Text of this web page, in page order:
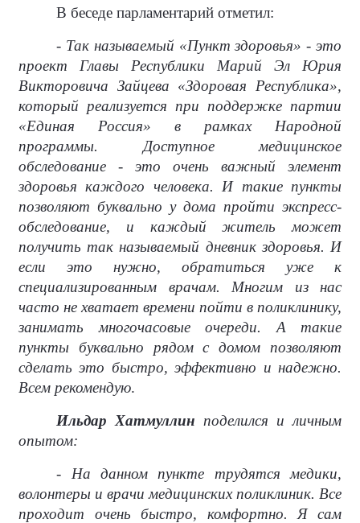
В беседе парламентарий отметил:
- Так называемый «Пункт здоровья» - это
проект Главы Республики Марий Эл Юрия
Викторовича Зайцева «Здоровая Республика»,
который реализуется при поддержке партии
«Единая Россия» в рамках Народной
программы. Доступное медицинское
обследование - это очень важный элемент
здоровья каждого человека. И такие пункты
позволяют буквально у дома пройти экспресс-
обследование, и каждый житель может
получить так называемый дневник здоровья. И
если это нужно, обратиться уже к
специализированным врачам. Многим из нас
часто не хватает времени пойти в поликлинику,
занимать многочасовые очереди. А такие
пункты буквально рядом с домом позволяют
сделать это быстро, эффективно и надежно.
Всем рекомендую.
Ильдар Хатмуллин поделился и личным
опытом:
- На данном пункте трудятся медики,
волонтеры и врачи медицинских поликлиник. Все
проходит очень быстро, комфортно. Я сам